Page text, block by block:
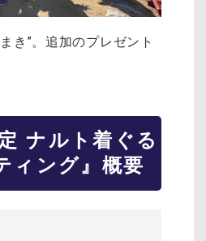
き”。追加のプレゼント
ナルト着ぐる
ィング』概要